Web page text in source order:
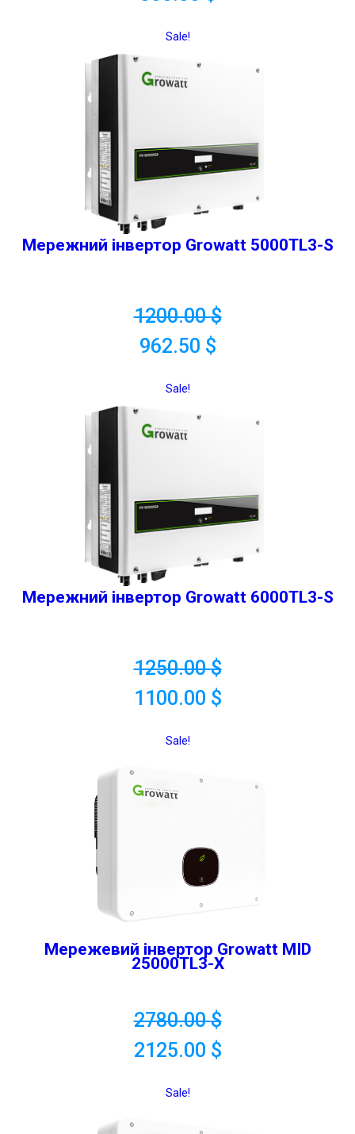
Sale!
Мережний інвертор Growatt 5000TL3-S
1200.00$
962.50 $
Sale!
Мережний інвертор Growatt 6000TL3-S
1250.00$
1100.00 $
Sale!
Мережевий інвертор Growatt MID
25000TL3-X
2780.00$
2125.00 $
Sale!